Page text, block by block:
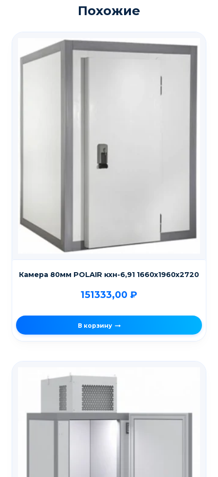
Похожие
Камера 80мм POLAIR кхн-6,91 1660х1960х2720
151333,00 ₽
В корзину